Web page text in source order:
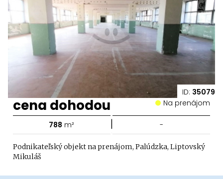
ID: 35079
cena dohodou Na prenájom
788 m² | -
Podnikateľský objekt na prenájom, Palúdzka, Liptovský
Mikuláš